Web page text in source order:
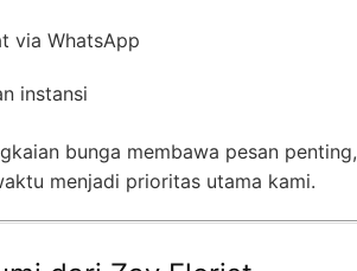
via WhatsApp
instansi
bunga membawa pesan penting,
menjadi prioritas utama kami.